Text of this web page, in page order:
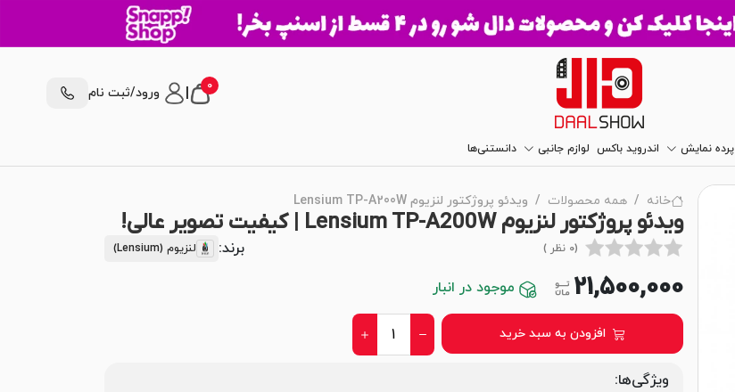
0
| ورود/ثبت نام
پرده نمایش اندروید باکس لوازم جانبی دانستنی‌ها
خانه همه محصولات ویدئو پروژکتور لنزیوم Lensium TP-A200W
ویدئو پروژکتور لنزیوم Lensium TP-A200W | کیفیت تصویر عالی!
(0 نظر ) برند: لنزیوم (Lensium)
21,500,000 موجود در انبار
افزودن به سبد خرید
ویژگی‌ها: